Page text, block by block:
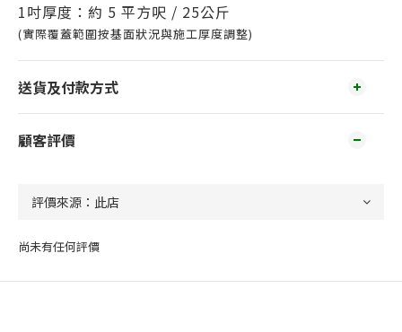
1吋厚度：約 5 平方呎 / 25公斤
(實際覆蓋範圍按基面狀況與施工厚度調整)
送貨及付款方式
顧客評價
尚未有任何評價